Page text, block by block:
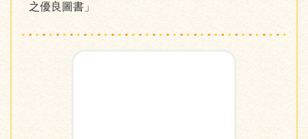
之優良圖書」